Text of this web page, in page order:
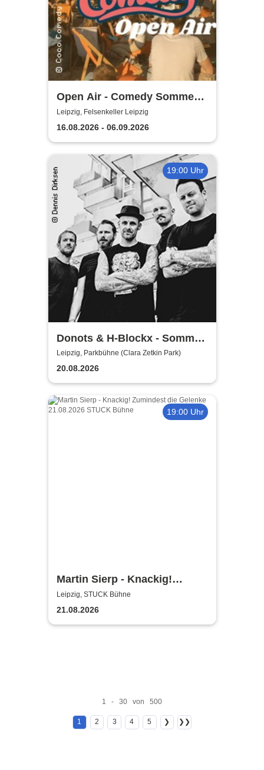
Open Air - Comedy Sommer
Shows | Felsenkeller Leipzig
Leipzig, Felsenkeller Leipzig
16.08.2026 - 06.09.2026
19:00 Uhr
Donots & H-Blockx - Sommer
Shows 2026
Leipzig, Parkbühne (Clara Zetkin Park)
20.08.2026
19:00 Uhr
Martin Sierp - Knackig!
Zumindest die Gelenke
Leipzig, STUCK Bühne
21.08.2026
1 - 30 von 500
1 2 3 4 5 ❯ ❯❯